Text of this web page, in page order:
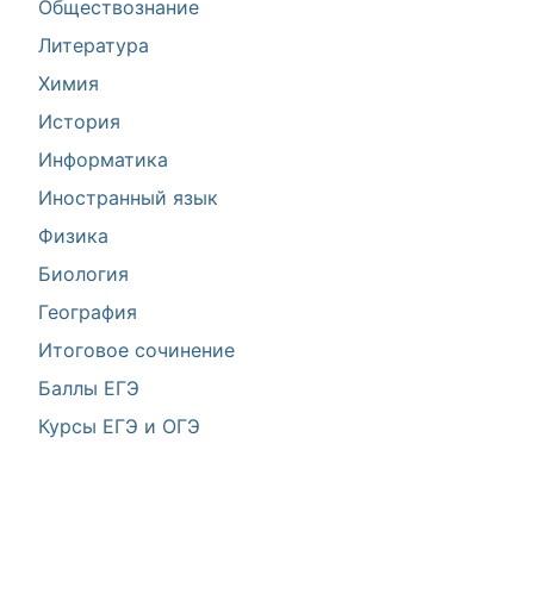
Обществознание
Литература
Химия
История
Информатика
Иностранный язык
Физика
Биология
География
Итоговое сочинение
Баллы ЕГЭ
Курсы ЕГЭ и ОГЭ